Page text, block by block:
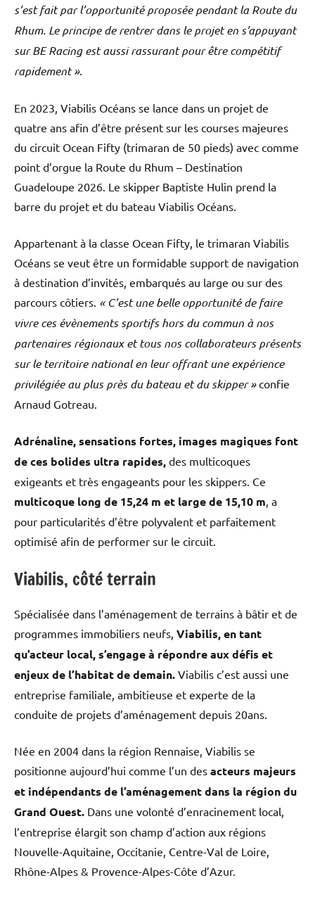
s’est fait par l’opportunité proposée pendant la Route du
Rhum. Le principe de rentrer dans le projet en s’appuyant
sur BE Racing est aussi rassurant pour être compétitif
rapidement ».
En 2023, Viabilis Océans se lance dans un projet de
quatre ans afin d’être présent sur les courses majeures
du circuit Ocean Fifty (trimaran de 50 pieds) avec comme
point d’orgue la Route du Rhum – Destination
Guadeloupe 2026. Le skipper Baptiste Hulin prend la
barre du projet et du bateau Viabilis Océans.
Appartenant à la classe Ocean Fifty, le trimaran Viabilis
Océans se veut être un formidable support de navigation
à destination d’invités, embarqués au large ou sur des
parcours côtiers. « C’est une belle opportunité de faire
vivre ces évènements sportifs hors du commun à nos
partenaires régionaux et tous nos collaborateurs présents
sur le territoire national en leur offrant une expérience
privilégiée au plus près du bateau et du skipper »confie
Arnaud Gotreau.
Adrénaline, sensations fortes, images magiques font
de ces bolides ultra rapides, des multicoques
exigeants et très engageants pour les skippers. Ce
multicoque long de 15,24 m et large de 15,10 m, a
pour particularités d’être polyvalent et parfaitement
optimisé afin de performer sur le circuit.
Viabilis, côté terrain
Spécialisée dans l’aménagement de terrains à bâtir et de
programmes immobiliers neufs, Viabilis, en tant
qu’acteur local, s’engage à répondre aux défis et
enjeux de l’habitat de demain. Viabilis c’est aussi une
entreprise familiale, ambitieuse et experte de la
conduite de projets d’aménagement depuis 20ans.
Née en 2004 dans la région Rennaise, Viabilis se
positionne aujourd’hui comme l’un des acteurs majeurs
et indépendants de l’aménagement dans la région du
Grand Ouest. Dans une volonté d’enracinement local,
l’entreprise élargit son champ d’action aux régions
Nouvelle-Aquitaine, Occitanie, Centre-Val de Loire,
Rhône-Alpes & Provence-Alpes-Côte d’Azur.